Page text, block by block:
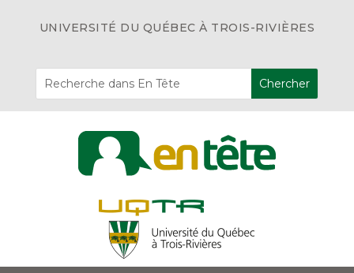
UNIVERSITÉ DU QUÉBEC À TROIS-RIVIÈRES